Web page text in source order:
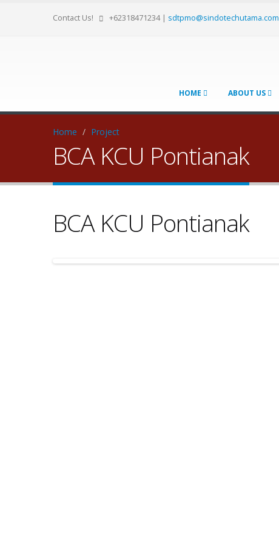
Contact Us! +62318471234 | sdtpmo@sindotechutama.com
HOME ABOUT US
Home / Project
BCA KCU Pontianak
BCA KCU Pontianak